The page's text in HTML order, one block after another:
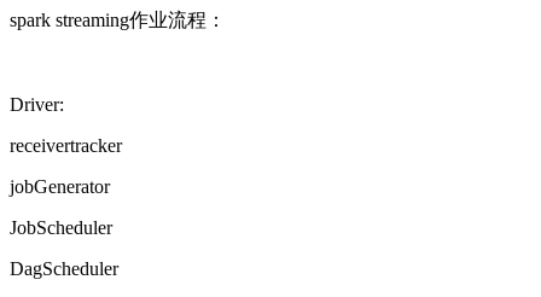
spark streaming作业流程：
Driver:
receivertracker
jobGenerator
JobScheduler
DagScheduler